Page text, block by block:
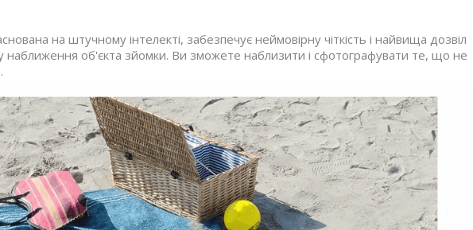
на штучному інтелекті, забезпечує неймовірну чіткість і найвища дозвіл
наближення об'єкта зйомки. Ви зможете наблизити і сфотографувати те, що не